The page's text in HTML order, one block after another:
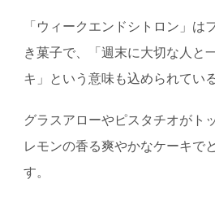
「ウィークエンドシトロン」は
き菓子で、「週末に大切な人と
キ」という意味も込められてい
グラスアローやピスタチオがト
レモンの香る爽やかなケーキで
す。